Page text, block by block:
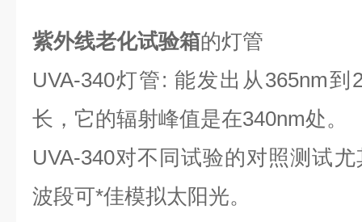
紫外线老化试验箱的灯管
UVA-340灯管: 能发出从365nm
长，它的辐射峰值是在340nm处。
UVA-340对不同试验的对照测试
波段可*佳模拟太阳光。